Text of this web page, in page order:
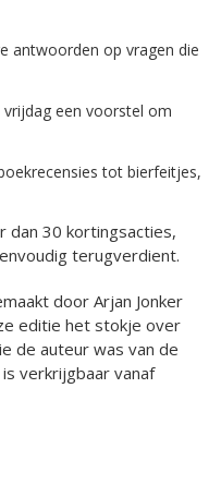
antwoorden op vragen die
vrijdag een voorstel om
tot bierfeitjes,
dan 30 kortingsacties,
terugverdient.
door Arjan Jonker
editie het stokje over
de auteur was van de
verkrijgbaar vanaf